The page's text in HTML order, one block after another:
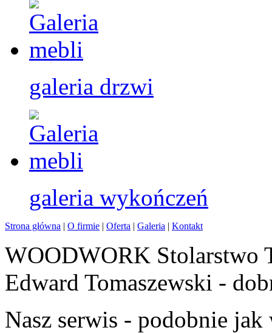
galeria drzwi
galeria wykończeń
Strona główna | O firmie | Oferta | Galeria | Kontakt
WOODWORK Stolarstwo
Edward Tomaszewski -
Nasz serwis - podobnie